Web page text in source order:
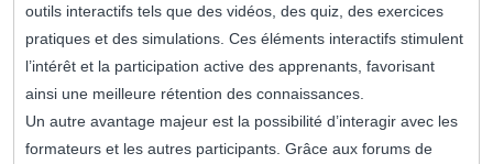
outils interactifs tels que des vidéos, des quiz, des exercices
pratiques et des simulations. Ces éléments interactifs stimulent
l’intérêt et la participation active des apprenants, favorisant
ainsi une meilleure rétention des connaissances.
Un autre avantage majeur est la possibilité d’interagir avec les
formateurs et les autres participants. Grâce aux forums de